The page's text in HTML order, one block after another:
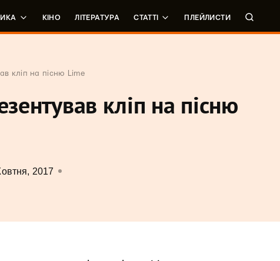
КІНО ЛІТЕРАТУРА СТАТТІ ПЛЕЙЛИСТИ
кліп на пісню Lime
кліп на пісню
2017